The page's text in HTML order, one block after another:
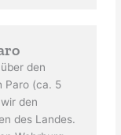
den
Paro (ca. 5
den
des Landes.